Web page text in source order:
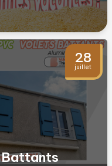
28
juillet
Battants